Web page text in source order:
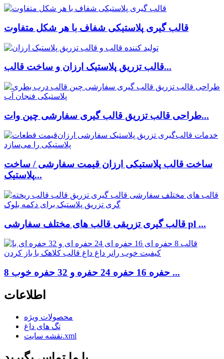
قالب گیری پلاستیکی شفاف با هر شکل متفاوت
قالب تزریق پلاستیک ارزان و ساخت قالب...
طراحی قالب تزریق قالب گیری سفارشی چین وات...
ساخت قالب پلاستیکی ارزان قیمت سفارشی / ساخت
پلاستیک...
قالب گیری تزریقی قالب های مختلف سفارشی pl ...
8 حفره 16 حفره 24 حفره و 32 حفره خوب ...
اطلاعات
محصولات ویژه
تگ های داغ
نقشه سایت.xml